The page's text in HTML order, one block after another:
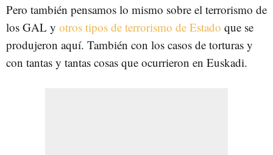
Pero también pensamos lo mismo sobre el terrorismo de
los GAL y otros tipos de terrorismo de Estado que se
produjeron aquí. También con los casos de torturas y
con tantas y tantas cosas que ocurrieron en Euskadi.